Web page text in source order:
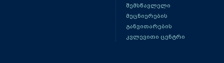
შემსწავლელი
მეცნიერების
განვითარების
კვლევითი ცენტრი